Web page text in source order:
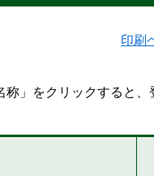
印刷
称」をクリックすると、